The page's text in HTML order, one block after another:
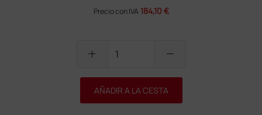
Precio con IVA 184,10 €
add remove
AÑADIR A LA CESTA